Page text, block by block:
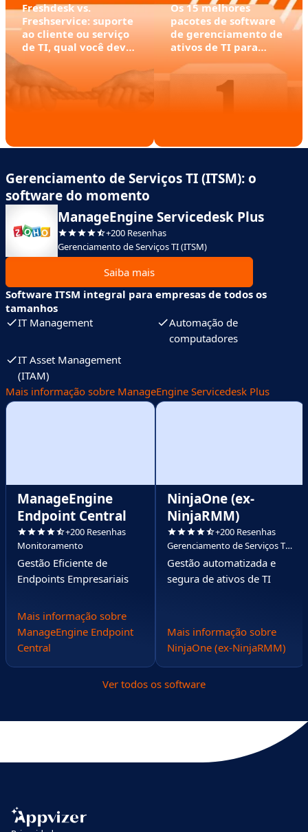
Freshdesk vs.
Freshservice: suporte
ao cliente ou serviço
de TI, qual você deve
Os 15 melhores
pacotes de software
de gerenciamento de
ativos de TI para
controlado de ativos
Gerenciamento de Serviços TI (ITSM): o
software do momento
ManageEngine Servicedesk Plus
+200 Resenhas
Gerenciamento de Serviços TI (ITSM)
Saiba mais
Software ITSM integral para empresas de todos os
tamanhos
IT Management
Automação de
computadores
IT Asset Management
(ITAM)
Mais informação sobre ManageEngine Servicedesk Plus
ManageEngine
Endpoint Central
+200 Resenhas
Monitoramento
Gestão Eficiente de
Endpoints Empresariais
Mais informação sobre
ManageEngine Endpoint
Central
NinjaOne (ex-
NinjaRMM)
+200 Resenhas
Gerenciamento de Serviços TI
(ITSM)
Gestão automatizada e
segura de ativos de TI
Mais informação sobre
NinjaOne (ex-NinjaRMM)
Ver todos os software